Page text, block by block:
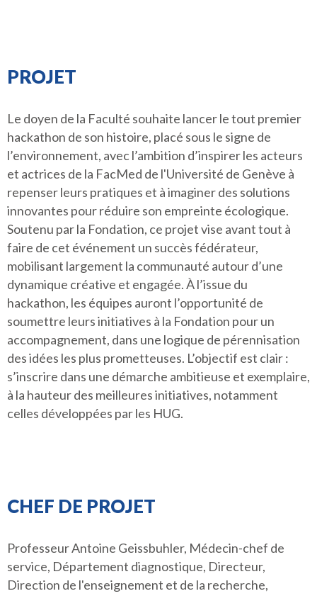
PROJET
Le doyen de la Faculté souhaite lancer le tout premier
hackathon de son histoire, placé sous le signe de
l’environnement, avec l’ambition d’inspirer les acteurs
et actrices de la FacMed de l'Université de Genève à
repenser leurs pratiques et à imaginer des solutions
innovantes pour réduire son empreinte écologique.
Soutenu par la Fondation, ce projet vise avant tout à
faire de cet événement un succès fédérateur,
mobilisant largement la communauté autour d’une
dynamique créative et engagée. À l’issue du
hackathon, les équipes auront l’opportunité de
soumettre leurs initiatives à la Fondation pour un
accompagnement, dans une logique de pérennisation
des idées les plus prometteuses. L’objectif est clair :
s’inscrire dans une démarche ambitieuse et exemplaire,
à la hauteur des meilleures initiatives, notamment
celles développées par les HUG.
CHEF DE PROJET
Professeur Antoine Geissbuhler, Médecin-chef de
service, Département diagnostique, Directeur,
Direction de l'enseignement et de la recherche,